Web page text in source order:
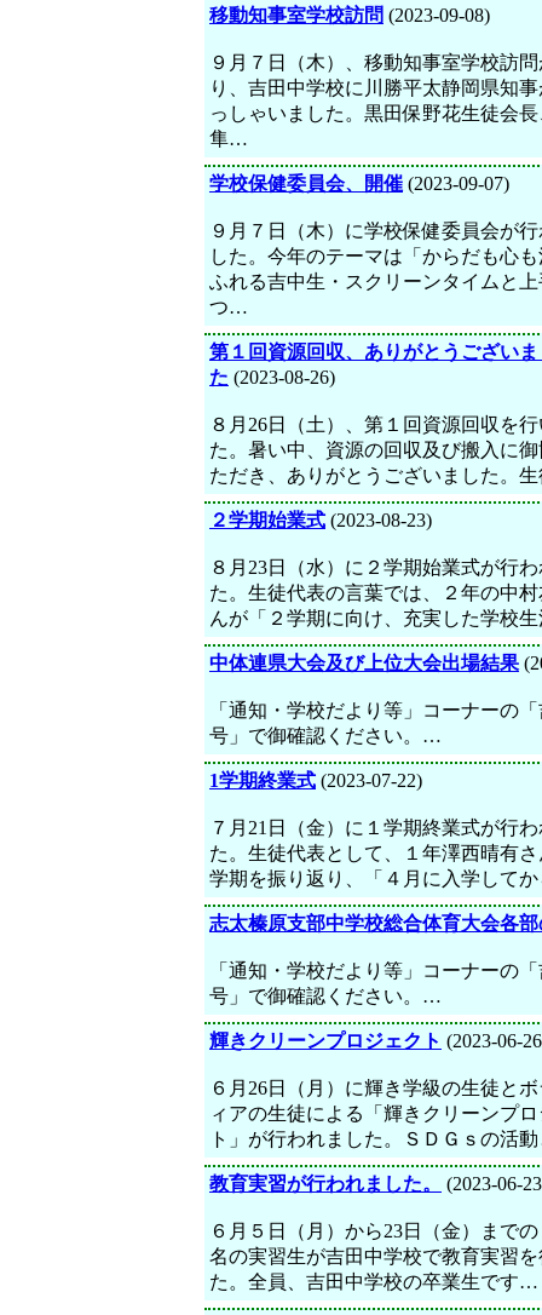
移動知事室学校訪問 (2023-09-08)
９月７日（木）、移動知事室学校訪
り、吉田中学校に川勝平太静岡県知
っしゃいました。黒田保野花生徒会
隼…
学校保健委員会、開催 (2023-09-07)
９月７日（木）に学校保健委員会が
した。今年のテーマは「からだも心
ふれる吉中生・スクリーンタイムと
つ…
第１回資源回収、ありがとうございま
た (2023-08-26)
８月26日（土）、第１回資源回収を
た。暑い中、資源の回収及び搬入に
ただき、ありがとうございました。
２学期始業式 (2023-08-23)
８月23日（水）に２学期始業式が行
た。生徒代表の言葉では、２年の中
んが「２学期に向け、充実した学校
中体連県大会及び上位大会出場結果
「通知・学校だより等」コーナーの
号」で御確認ください。…
1学期終業式 (2023-07-22)
７月21日（金）に１学期終業式が行
た。生徒代表として、１年澤西晴有
学期を振り返り、「４月に入学して
志太榛原支部中学校総合体育大会各
「通知・学校だより等」コーナーの
号」で御確認ください。…
輝きクリーンプロジェクト (2023-06-
６月26日（月）に輝き学級の生徒と
ィアの生徒による「輝きクリーンプ
ト」が行われました。ＳＤＧｓの活
教育実習が行われました。 (2023-06-
６月５日（月）から23日（金）まで
名の実習生が吉田中学校で教育実習
た。全員、吉田中学校の卒業生です…